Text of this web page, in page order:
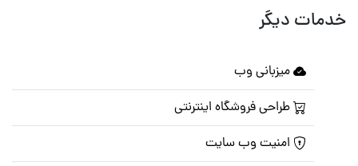
خدمات دیگر
میزبانی وب
طراحی فروشگاه اینترنتی
امنیت وب سایت